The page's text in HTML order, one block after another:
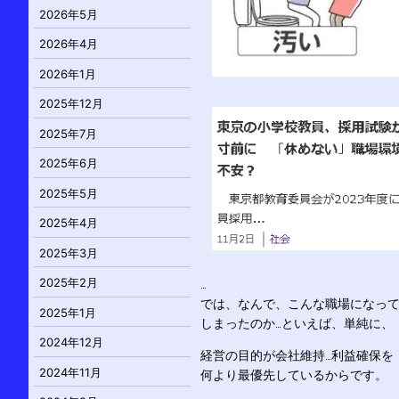
では、なんで、こんな職場になって
しまったのか…といえば、単純に、
経営の目的が会社維持…利益確保を
何より最優先しているからです。
2026年5月
2026年4月
2026年1月
2025年12月
2025年7月
2025年6月
2025年5月
2025年4月
2025年3月
2025年2月
2025年1月
2024年12月
2024年11月